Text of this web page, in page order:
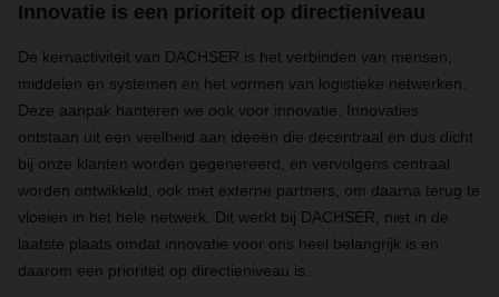
Innovatie is een prioriteit op directieniveau
De kernactiviteit van DACHSER is het verbinden van mensen,
middelen en systemen en het vormen van logistieke netwerken.
Deze aanpak hanteren we ook voor innovatie. Innovaties
ontstaan uit een veelheid aan ideeën die decentraal en dus dicht
bij onze klanten worden gegenereerd, en vervolgens centraal
worden ontwikkeld, ook met externe partners, om daarna terug te
vloeien in het hele netwerk. Dit werkt bij DACHSER, niet in de
laatste plaats omdat innovatie voor ons heel belangrijk is en
daarom een prioriteit op directieniveau is.